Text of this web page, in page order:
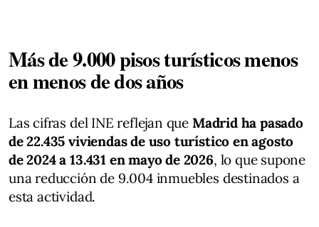
Más de 9.000 pisos turísticos menos
en menos de dos años
Las cifras del INE reflejan que Madrid ha pasado
de 22.435 viviendas de uso turístico en agosto
de 2024 a 13.431 en mayo de 2026, lo que supone
una reducción de 9.004 inmuebles destinados a
esta actividad.